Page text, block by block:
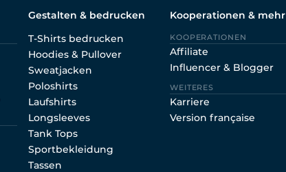
Gestalten & bedrucken
T-Shirts bedrucken
Hoodies & Pullover
Sweatjacken
Poloshirts
Laufshirts
Longsleeves
Tank Tops
Sportbekleidung
Tassen
Kooperationen & mehr
KOOPERATIONEN
Affiliate
Influencer & Blogger
WEITERES
Karriere
Version française